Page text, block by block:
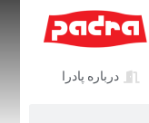
درباره پادرا